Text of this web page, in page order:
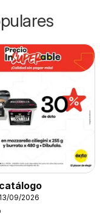
09/2026